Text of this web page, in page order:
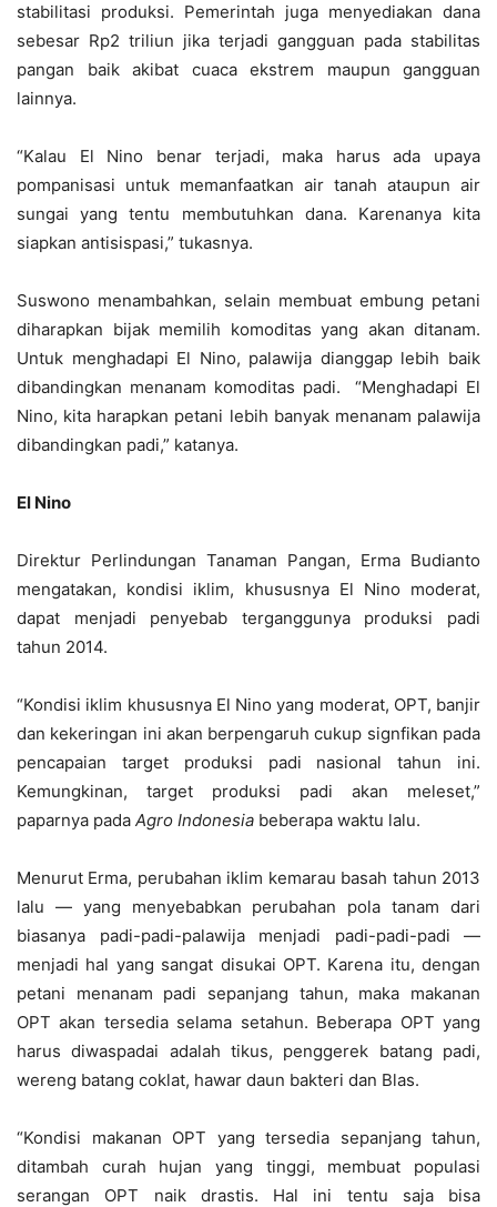
stabilitasi produksi. Pemerintah juga menyediakan dana
sebesar Rp2 triliun jika terjadi gangguan pada stabilitas
pangan baik akibat cuaca ekstrem maupun gangguan
lainnya.
“Kalau El Nino benar terjadi, maka harus ada upaya
pompanisasi untuk memanfaatkan air tanah ataupun air
sungai yang tentu membutuhkan dana. Karenanya kita
siapkan antisispasi,” tukasnya.
Suswono menambahkan, selain membuat embung petani
diharapkan bijak memilih komoditas yang akan ditanam.
Untuk menghadapi El Nino, palawija dianggap lebih baik
dibandingkan menanam komoditas padi. “Menghadapi El
Nino, kita harapkan petani lebih banyak menanam palawija
dibandingkan padi,” katanya.
El Nino
Direktur Perlindungan Tanaman Pangan, Erma Budianto
mengatakan, kondisi iklim, khususnya El Nino moderat,
dapat menjadi penyebab terganggunya produksi padi
tahun 2014.
“Kondisi iklim khususnya El Nino yang moderat, OPT, banjir
dan kekeringan ini akan berpengaruh cukup signfikan pada
pencapaian target produksi padi nasional tahun ini.
Kemungkinan, target produksi padi akan meleset,”
paparnya pada Agro Indonesia beberapa waktu lalu.
Menurut Erma, perubahan iklim kemarau basah tahun 2013
lalu — yang menyebabkan perubahan pola tanam dari
biasanya padi-padi-palawija menjadi padi-padi-padi —
menjadi hal yang sangat disukai OPT. Karena itu, dengan
petani menanam padi sepanjang tahun, maka makanan
OPT akan tersedia selama setahun. Beberapa OPT yang
harus diwaspadai adalah tikus, penggerek batang padi,
wereng batang coklat, hawar daun bakteri dan Blas.
“Kondisi makanan OPT yang tersedia sepanjang tahun,
ditambah curah hujan yang tinggi, membuat populasi
serangan OPT naik drastis. Hal ini tentu saja bisa